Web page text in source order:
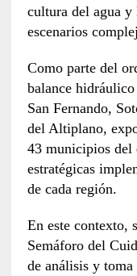
cultura del agua y
escenarios
Como parte del
balance
San Fernando,
del Altiplano,
43 municipios del
estratégicas
de cada región.
En este contexto,
Semáforo del
de análisis y